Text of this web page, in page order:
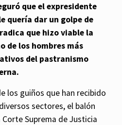
que el expresidente
quería dar un golpe de
que hizo viable la
de los hombres más
del pastranismo
los guiños que han recibido
sectores, el balón
Suprema de Justicia